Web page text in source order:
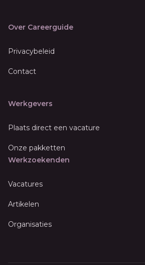
Over Careerguide
Privacybeleid
Contact
Werkgevers
Plaats direct een vacature
Onze pakketten
Werkzoekenden
Vacatures
Artikelen
Organisaties